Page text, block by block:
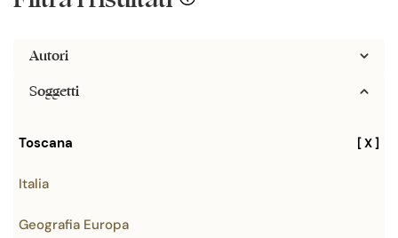
Autori
Soggetti
Toscana [ X ]
Italia
Geografia Europa